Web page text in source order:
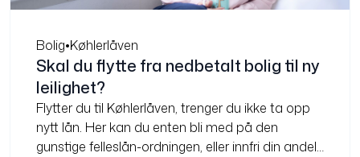
Bolig•Køhlerlåven
Skal du flytte fra nedbetalt bolig til ny
leilighet?
Flytter du til Køhlerlåven, trenger du ikke ta opp
nytt lån. Her kan du enten bli med på den
gunstige felleslån-ordningen, eller innfri din andel